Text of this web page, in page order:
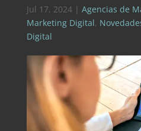
Jul 17, 2024| Agencias de
Marketing Digital,
Digital